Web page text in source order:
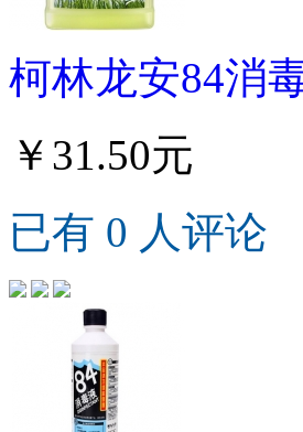
柯林龙安84消
￥31.50元
已有 0 人评论